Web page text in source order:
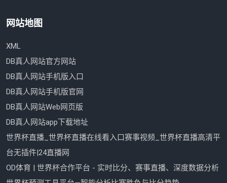
网站地图
XML
DB真人网站官方网站
DB真人网站手机版入口
DB真人网站手机版官网
DB真人网站Web网页版
DB真人网站app下载地址
世界杯直播_世界杯直播在线看入口赛事视频_世界杯直播高清平
台无插件|24直播网
OD体育 | 世界杯合作平台 - 实时比分、赛事直播、深度数据分析